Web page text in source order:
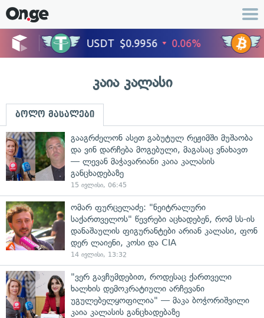
კაია კალასი
ბოლო მასალები
გააგრძელონ ასეთ გაბუტულ რეჟიმში მუშაობა
და ვინ დარჩება მოგებული, მაგასაც ვნახავთ
— ლევან მაჭავარიანი კაია კალასის
განცხადებაზე
15 ივლისი, 06:45
ომარ ფურცელაძე: "ნეიტრალური
საქართველოს" წევრები აცხადებენ, რომ სს-ის
დანაშაულის ფიგურანტები არიან კალასი, ფონ
დერ ლაიენი, კოსი და CIA
14 ივლისი, 13:32
"ვერ გავჩუმდებით, როდესაც ქართველი
ხალხის დემოკრატიული არჩევანი
უგულებელყოფილია" — მაკა ბოჭორიშვილი
კაია კალასის განცხადებაზე